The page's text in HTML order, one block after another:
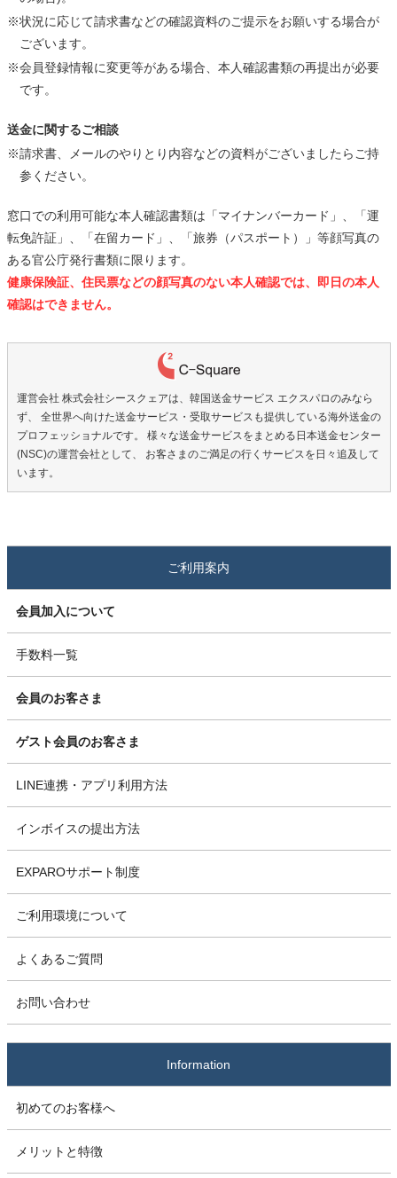
※状況に応じて請求書などの確認資料のご提示をお願いする場合が
ございます。
※会員登録情報に変更等がある場合、本人確認書類の再提出が必要
です。
送金に関するご相談
※請求書、メールのやりとり内容などの資料がございましたらご持
参ください。
窓口での利用可能な本人確認書類は「マイナンバーカード」、「運
転免許証」、「在留カード」、「旅券（パスポート）」等顔写真の
ある官公庁発行書類に限ります。
健康保険証、住民票などの顔写真のない本人確認では、即日の本人
確認はできません。
運営会社 株式会社シースクェアは、韓国送金サービス エクスパロのみなら
ず、 全世界へ向けた送金サービス・受取サービスも提供している海外送金の
プロフェッショナルです。 様々な送金サービスをまとめる日本送金センター
(NSC)の運営会社として、 お客さまのご満足の行くサービスを日々追及して
います。
ご利用案内
会員加入について
手数料一覧
会員のお客さま
ゲスト会員のお客さま
LINE連携・アプリ利用方法
インボイスの提出方法
EXPAROサポート制度
ご利用環境について
よくあるご質問
お問い合わせ
Information
初めてのお客様へ
メリットと特徴